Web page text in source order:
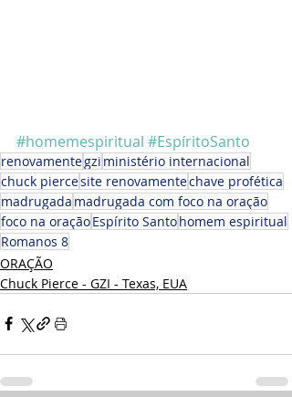
#homemespiritual #EspíritoSanto
renovamentegzi ministério internacional
chuck piercesite renovamentechave profética
madrugada madrugada com foco na oração
foco na oraçãoEspírito Santohomem espiritual
Romanos 8
ORAÇÃO
Chuck Pierce - GZI - Texas, EUA